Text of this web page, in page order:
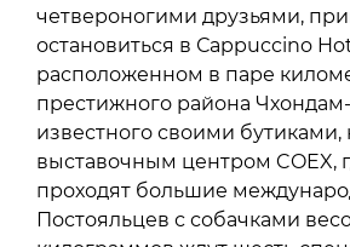
четвероногими друзьями,
остановиться в Сappuccino
расположенном в паре
престижного района
известного своими бутиками,
выставочным центром COEX,
проходят большие
Постояльцев с собачками